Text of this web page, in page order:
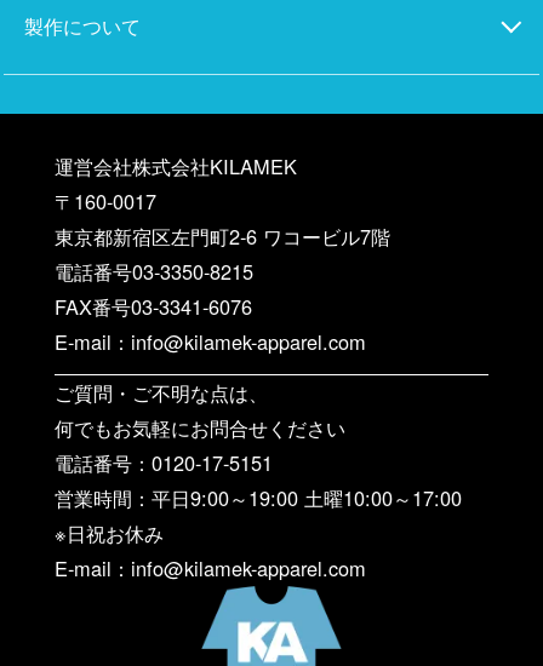
製作について
運営会社株式会社KILAMEK
〒160-0017
東京都新宿区左門町2-6 ワコービル7階
電話番号03-3350-8215
FAX番号03-3341-6076
E-mail：info@kilamek-apparel.com
ご質問・ご不明な点は、
何でもお気軽にお問合せください
電話番号：0120-17-5151
営業時間：平日9:00～19:00 土曜10:00～17:00
※日祝お休み
E-mail：info@kilamek-apparel.com